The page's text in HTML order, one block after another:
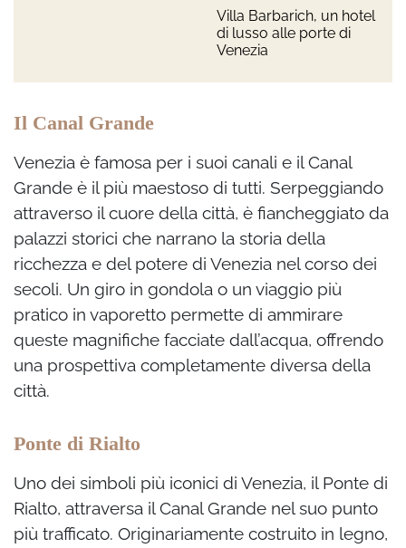
Villa Barbarich, un hotel
di lusso alle porte di
Venezia
Il Canal Grande
Venezia è famosa per i suoi canali e il Canal
Grande è il più maestoso di tutti. Serpeggiando
attraverso il cuore della città, è fiancheggiato da
palazzi storici che narrano la storia della
ricchezza e del potere di Venezia nel corso dei
secoli. Un giro in gondola o un viaggio più
pratico in vaporetto permette di ammirare
queste magnifiche facciate dall’acqua, offrendo
una prospettiva completamente diversa della
città.
Ponte di Rialto
Uno dei simboli più iconici di Venezia, il Ponte di
Rialto, attraversa il Canal Grande nel suo punto
più trafficato. Originariamente costruito in legno,